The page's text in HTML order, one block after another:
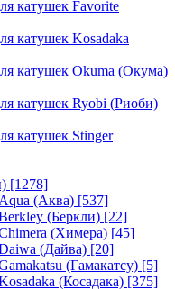
катушек Favorite
катушек Kosadaka
катушек Okuma (Окума)
катушек Ryobi (Риоби)
катушек Stinger
[1278]
(Аква) [537]
(Беркли) [22]
(Химера) [45]
(Дайва) [20]
(Гамакатсу) [5]
(Косадака) [375]